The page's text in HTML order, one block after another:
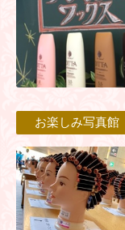
お楽しみ写真館